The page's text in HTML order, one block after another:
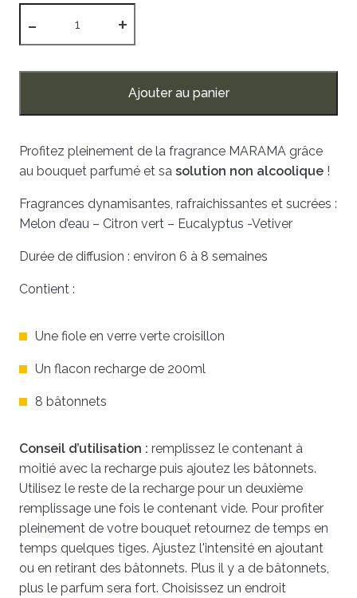
quantité
de
Bouquet
MARAMA
Ajouter au panier
Profitez pleinement de la fragrance MARAMA grâce
au bouquet parfumé et sa solution non alcoolique !
Fragrances dynamisantes, rafraichissantes et sucrées :
Melon d’eau – Citron vert – Eucalyptus -Vetiver
Durée de diffusion : environ 6 à 8 semaines
Contient :
Une fiole en verre verte croisillon
Un flacon recharge de 200ml
8 bâtonnets
Conseil d’utilisation : remplissez le contenant à
moitié avec la recharge puis ajoutez les bâtonnets.
Utilisez le reste de la recharge pour un deuxième
remplissage une fois le contenant vide. Pour profiter
pleinement de votre bouquet retournez de temps en
temps quelques tiges. Ajustez l'intensité en ajoutant
ou en retirant des bâtonnets. Plus il y a de bâtonnets,
plus le parfum sera fort. Choisissez un endroit